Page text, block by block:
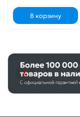
В корзину